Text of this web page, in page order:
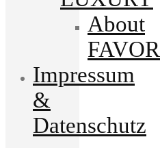
About
FAVOR
Impressum
&
Datenschutz